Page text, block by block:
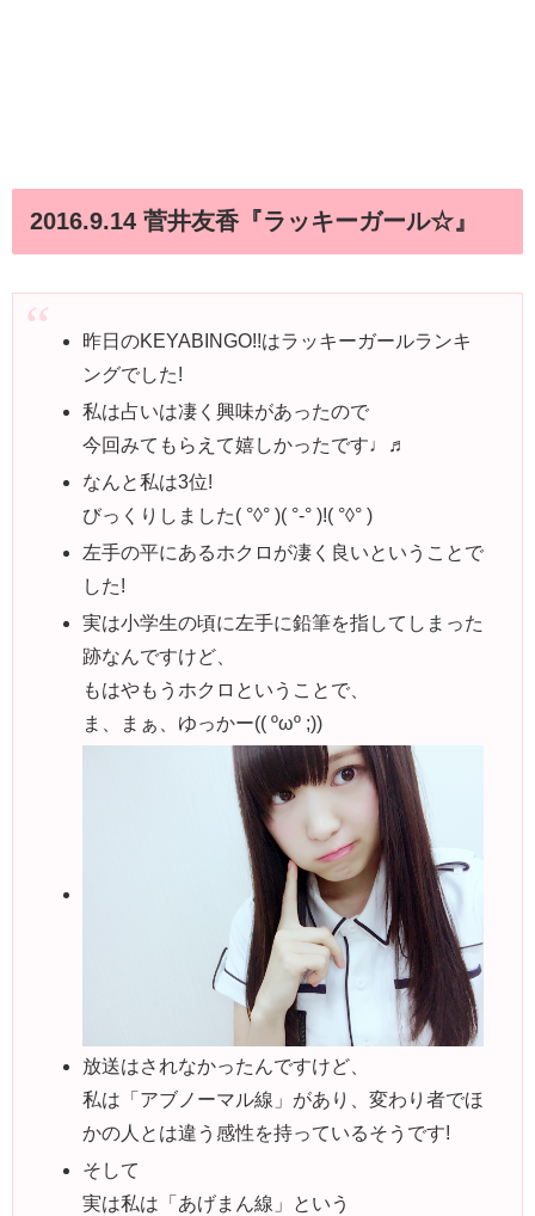
2016.9.14 菅井友香『ラッキーガール☆』
昨日のKEYABINGO!!はラッキーガールランキ
ングでした!
私は占いは凄く興味があったので
今回みてもらえて嬉しかったです♩♬
なんと私は3位!
びっくりしました( °◊° )( °-° )!( °◊° )
左手の平にあるホクロが凄く良いということで
した!
実は小学生の頃に左手に鉛筆を指してしまった
跡なんですけど、
もはやもうホクロということで、
ま、まぁ、ゆっかー(( ºωº ;))
放送はされなかったんですけど、
私は「アブノーマル線」があり、変わり者でほ
かの人とは違う感性を持っているそうです!
そして
実は私は「あげまん線」という